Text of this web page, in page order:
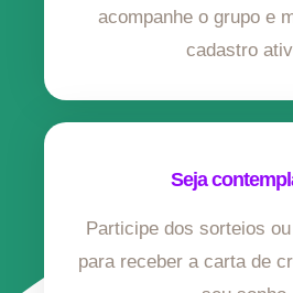
acompanhe o grupo e
cadastro
Seja
Participe dos sorteios
para receber a carta de